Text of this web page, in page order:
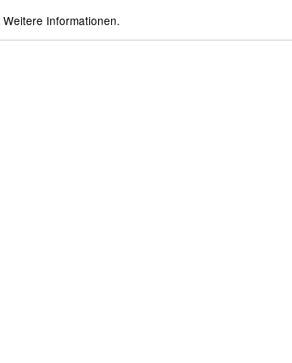
Weitere Informationen.